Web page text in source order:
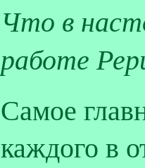
Что в
работе
Самое
каждого в